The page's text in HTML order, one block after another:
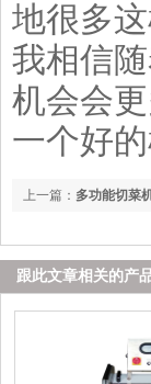
地很多
我相信
机会会
一个好的
上一篇： 多功能切菜
跟此文章相关的产